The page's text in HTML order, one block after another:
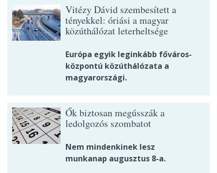
Vitézy Dávid szembesített a
tényekkel: óriási a magyar
közúthálózat leterheltsége
Európa egyik leginkább főváros-
központú közúthálózata a
magyarországi.
Ők biztosan megússzák a
ledolgozós szombatot
Nem mindenkinek lesz
munkanap augusztus 8-a.